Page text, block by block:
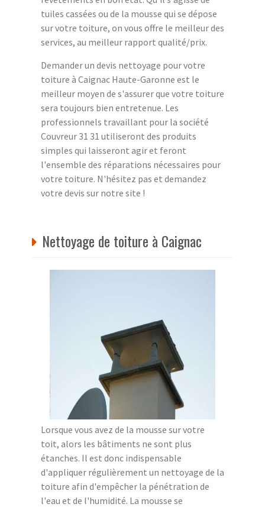
tuiles cassées ou de la mousse qui se dépose
sur votre toiture, on vous offre le meilleur des
services, au meilleur rapport qualité/prix.
Demander un devis nettoyage pour votre
toiture à Caignac Haute-Garonne est le
meilleur moyen de s'assurer que votre toiture
sera toujours bien entretenue. Les
professionnels travaillant pour la société
Couvreur 31 31 utiliseront des produits
simples qui laisseront agir et feront
l'ensemble des réparations nécessaires pour
votre toiture. N'hésitez pas et demandez
votre devis sur notre site !
Nettoyage de toiture à Caignac
Lorsque vous avez de la mousse sur votre
toit, alors les bâtiments ne sont plus
étanches. Il est donc indispensable
d'appliquer régulièrement un nettoyage de la
toiture afin d'empêcher la pénétration de
l'eau et de l'humidité. La mousse se